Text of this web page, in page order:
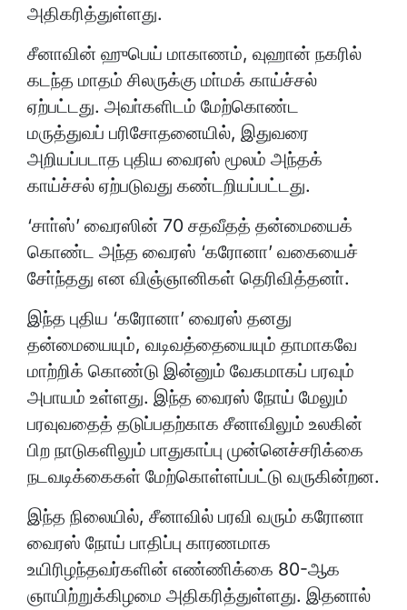
அதிகரித்துள்ளது.
சீனாவின் ஹுபெய் மாகாணம், வுஹான் நகரில்
கடந்த மாதம் சிலருக்கு மா்மக் காய்ச்சல்
ஏற்பட்டது. அவா்களிடம் மேற்கொண்ட
மருத்துவப் பரிசோதனையில், இதுவரை
அறியப்படாத புதிய வைரஸ் மூலம் அந்தக்
காய்ச்சல் ஏற்படுவது கண்டறியப்பட்டது.
‘சாா்ஸ்’ வைரஸின் 70 சதவீதத் தன்மையைக்
கொண்ட அந்த வைரஸ் ‘கரோனா’ வகையைச்
சோ்ந்தது என விஞ்ஞானிகள் தெரிவித்தனா்.
இந்த புதிய ‘கரோனா’ வைரஸ் தனது
தன்மையையும், வடிவத்தையையும் தாமாகவே
மாற்றிக் கொண்டு இன்னும் வேகமாகப் பரவும்
அபாயம் உள்ளது. இந்த வைரஸ் நோய் மேலும்
பரவுவதைத் தடுப்பதற்காக சீனாவிலும் உலகின்
பிற நாடுகளிலும் பாதுகாப்பு முன்னெச்சரிக்கை
நடவடிக்கைகள் மேற்கொள்ளப்பட்டு வருகின்றன.
இந்த நிலையில், சீனாவில் பரவி வரும் கரோனா
வைரஸ் நோய் பாதிப்பு காரணமாக
உயிரிழந்தவர்களின் எண்ணிக்கை 80-ஆக
ஞாயிற்றுக்கிழமை அதிகரித்துள்ளது. இதனால்